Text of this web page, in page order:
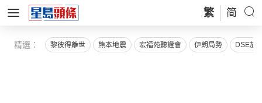
繁 简
精選： 黎彼得離世 熊本地震 宏福苑聽證會 伊朗局勢 DSE放